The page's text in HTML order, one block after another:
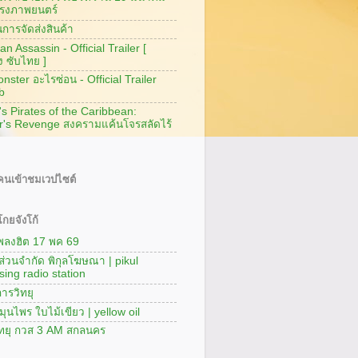
งภาพยนตร์
การจัดส่งสินค้า
Assassin - Official Trailer [
ซับไทย ]
อะไรซ่อน - Official Trailer
Pirates of the Caribbean:
Revenge สงครามแค้นโจรสลัดไร้
เข้าชมเวปไซต์
ยจังโก้
ลงฮิต 17 พค 69
วนจำกัด พิกุลโฆษณา | pikul
radio station
รวิทยุ
นไพร ใบไม้เขียว | yellow oil
ยุ กวส 3 AM สกลนคร